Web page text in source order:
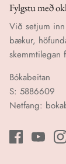
Fylgstu með
Við setjum
bækur,
skemmtilegan
Bókabeitan
S: 5886609
Netfang: